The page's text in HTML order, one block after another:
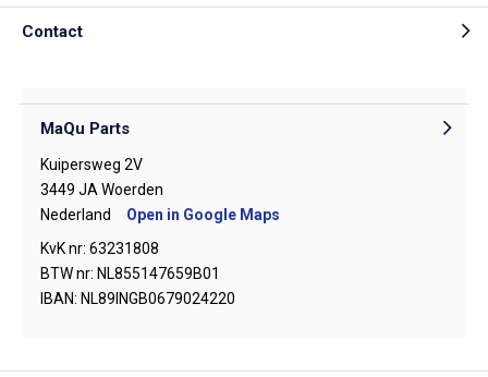
Contact
MaQu Parts
Kuipersweg 2V
3449 JA Woerden
Nederland
Open in Google Maps
KvK nr: 63231808
BTW nr: NL855147659B01
IBAN: NL89INGB0679024220